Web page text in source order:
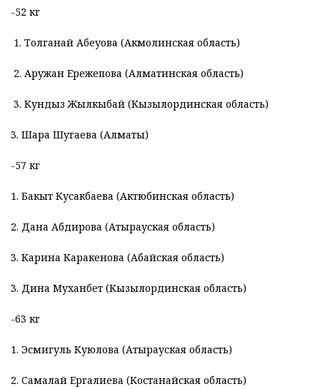
-52 кг
1. Толганай Абеуова (Акмолинская область)
2. Аружан Ережепова (Алматинская область)
3. Кундыз Жылкыбай (Кызылординская область)
3. Шара Шугаева (Алматы)
-57 кг
1. Бакыт Кусакбаева (Актюбинская область)
2. Дана Абдирова (Атырауская область)
3. Карина Каракенова (Абайская область)
3. Дина Муханбет (Кызылординская область)
-63 кг
1. Эсмигуль Куюлова (Атырауская область)
2. Самалай Ергалиева (Костанайская область)